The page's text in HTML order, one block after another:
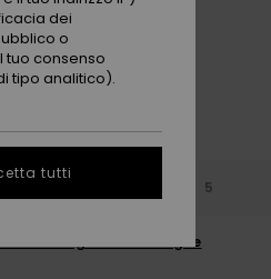
5
la guida alle taglie
dei
o
tuo consenso
tipo analitico).
tutti